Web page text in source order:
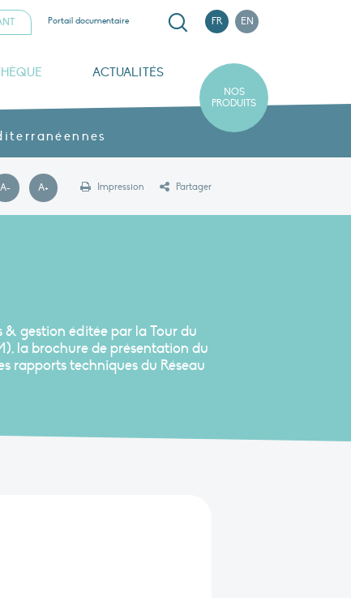
Portail documentaire
Recherche
FR EN
ACTUALITÉS
NOS
PRODUITS
A- Police plus petite
A+ Police plus grande
Impression Partager
gestion éditée par la Tour du
la brochure de présentation du
rapports techniques du Réseau